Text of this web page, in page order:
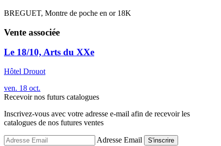
BREGUET, Montre de poche en or 18K
Vente associée
Le 18/10, Arts du XXe
Hôtel Drouot
ven. 18 oct.
Recevoir nos futurs catalogues
Inscrivez-vous avec votre adresse e-mail afin de recevoir les
catalogues de nos futures ventes
Adresse Email S'inscrire